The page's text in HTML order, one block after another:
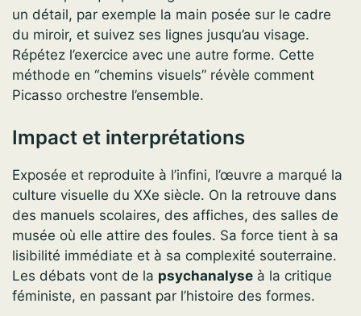
un détail, par exemple la main posée sur le cadre
du miroir, et suivez ses lignes jusqu’au visage.
Répétez l’exercice avec une autre forme. Cette
méthode en “chemins visuels” révèle comment
Picasso orchestre l’ensemble.
Impact et interprétations
Exposée et reproduite à l’infini, l’œuvre a marqué la
culture visuelle du XXe siècle. On la retrouve dans
des manuels scolaires, des affiches, des salles de
musée où elle attire des foules. Sa force tient à sa
lisibilité immédiate et à sa complexité souterraine.
Les débats vont de la psychanalyse à la critique
féministe, en passant par l’histoire des formes.